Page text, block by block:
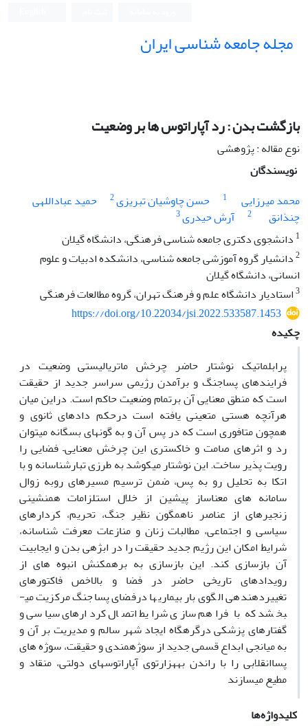
مجله جامعه شناسی ایران
بازگشت بدن : رد آپاراتوس ها بر وضعیت
نوع مقاله : پژوهشی
نویسندگان
محمد میرزایی
1 حسن چاوشیان تبریزی2
حمید عباداللهی
چنذانق
2 آرش حیدری3
1 دانشجوی دکتری جامعه شناسی فرهنگی، دانشگاه گیلان
2دانشیار گروه آموزشی جامعه شناسی، دانشکده ادبیات و علوم
انسانی، دانشگاه گیلان
3استادیار دانشگاه علم و فرهنگ تهران، گروه مطالعات فرهنگی
https://doi.org/10.22034/jsi.2022.533587.1453
چکیده
پرابلماتیک نوشتار حاضر چرخش ماتریالیستی وضعیت در
فرایندهای پساجنگ و برآمدن رژیمی سراسر جدید از حقیقت
است که منطق معنایی آن برتمام وضعیت حاکم است. دراین میان
هرآن­چه هستی متعینی یافته است درحکم داده­ای ثانوی و
همچون متافوری است که در پس آن و به­ گونه­ای بس­گانه می­توان
رد و اثرهای صامت و خاکستری این چرخش معنایی– فضایی را
رویت­ پذیر ساخت. این نوشتار می­کوشد به ­طرزی تبارشناسانه و با
اتکا به ­تحلیل رو به پس، ضمن ترسیم مسیر­های روبه ­زوال
سامانه ­های معناساز پیشین از خلال استلزامات همنشینی
زنجیره­ای از عناصر ناهمگون نظیر جنگ، تحریم، کردارهای
سیاسی و اجتماعی، مطالبات زنان و منازعات معرفت شناسانه،
شرایط امکان این رژیم جدید حقیقت را در ابژه­ی بدن و ایجابیت
آن بازسازی کند. این بازسازی به ­­برهم­کنش انبوه ه­ای از
رویدادهای تاریخی حاضر در فضا و بالاخص فاکتورهای
تغییردهنده­ی الگوی بار بیماری­ها درفضای پساجنگ مرکزیت می­
بخشد که با فراهم­ سازی شرایط اتصال کردارهای سیاسی و
گفتارهای پزشکی درگرهگاه ایجاد شهر سالم و مدیریت بر آن و
به­ میانجی ابداع قسمی جدید از سوژه­مندی و حقیقت، سوژه ­های
پساانقلابی را با راندن به­هزارتوی آپاراتوس­های دولتی، منقاد و
مطیع می­سازند
کلیدواژه‌ها